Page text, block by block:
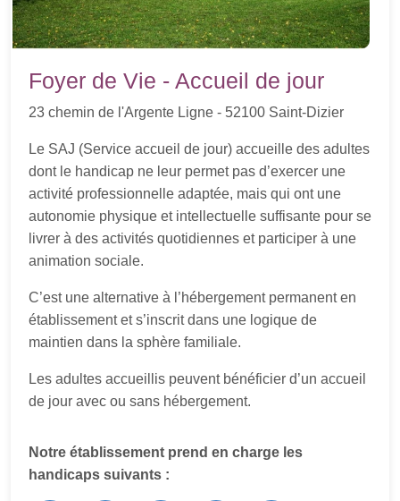
Foyer de Vie - Accueil de jour
23 chemin de l'Argente Ligne - 52100 Saint-Dizier
Le SAJ (Service accueil de jour) accueille des adultes
dont le handicap ne leur permet pas d’exercer une
activité professionnelle adaptée, mais qui ont une
autonomie physique et intellectuelle suffisante pour se
livrer à des activités quotidiennes et participer à une
animation sociale.
C’est une alternative à l’hébergement permanent en
établissement et s’inscrit dans une logique de
maintien dans la sphère familiale.
Les adultes accueillis peuvent bénéficier d’un accueil
de jour avec ou sans hébergement.
Notre établissement prend en charge les
handicaps suivants :